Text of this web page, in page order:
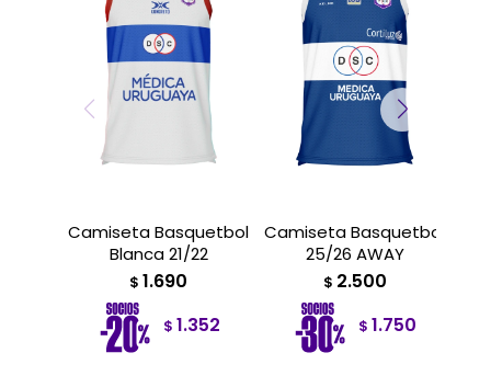
Camiseta Basquetbol
Blanca 21/22
$ 1.690
$ 1.352
Camiseta Basquetbol
25/26 AWAY
$ 2.500
$ 1.750